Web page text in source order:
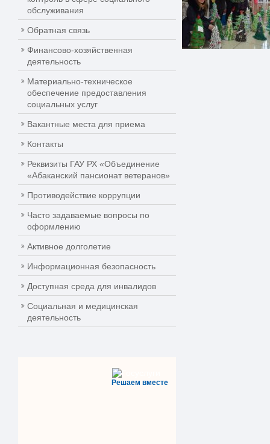
обслуживания
Обратная связь
Финансово-хозяйственная
деятельность
Материально-техническое
обеспечение предоставления
социальных услуг
Вакантные места для приема
Контакты
Реквизиты ГАУ РХ «Объединение
«Абаканский пансионат ветеранов»
Противодействие коррупции
Часто задаваемые вопросы по
оформлению
Активное долголетие
Информационная безопасность
Доступная среда для инвалидов
Социальная и медицинская
деятельность
Решаем вместе